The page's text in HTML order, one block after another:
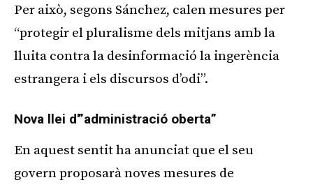
Per això, segons Sánchez, calen mesures per
“protegir el pluralisme dels mitjans amb la
lluita contra la desinformació la ingerència
estrangera i els discursos d’odi”.
Nova llei d'”administració oberta”
En aquest sentit ha anunciat que el seu
govern proposarà noves mesures de